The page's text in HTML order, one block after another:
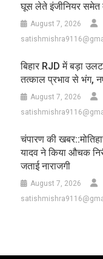
घूस लेते इंजीनियर समेत
August 7, 2026
बिहार RJD में बड़ा
तत्काल प्रभाव से भंग,
August 7, 2026
चंपारण की
यादव ने किया औचक
जताई नाराजगी
August 7, 2026